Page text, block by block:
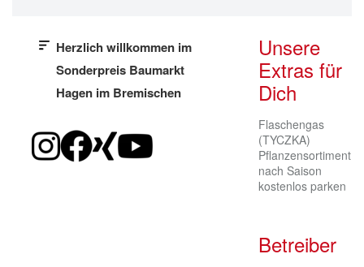
Herzlich willkommen im
Sonderpreis Baumarkt
Hagen im Bremischen
Unsere
Extras für
Dich
Flaschengas
(TYCZKA)
Pflanzensortiment
nach Saison
kostenlos parken
Betreiber